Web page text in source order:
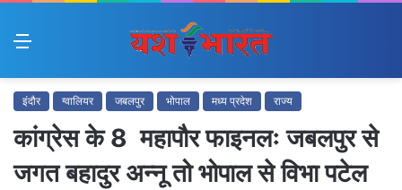
Menu
इंदौर ग्वालियर जबलपुर भोपाल मध्य प्रदेश राज्य
कांग्रेस के 8 महापौर फाइनलः जबलपुर से
जगत बहादुर अन्नू तो भोपाल से विभा पटेल